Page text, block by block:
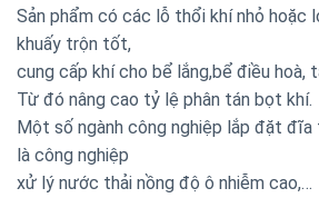
Sản phẩm có các lỗ thổi khí nhỏ hoặc
khuấy trộn tốt,
cung cấp khí cho bể lắng,bể điều hoà,
Từ đó nâng cao tỷ lệ phân tán bọt khí.
Một số ngành công nghiệp lắp đặt
là công nghiệp
xử lý nước thải nồng độ ô nhiễm cao,…